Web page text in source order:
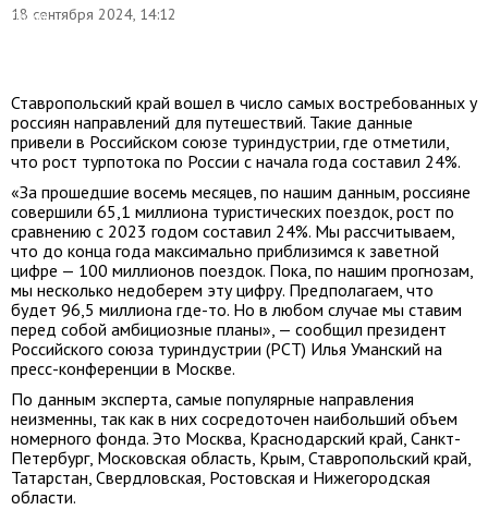
18 сентября 2024, 14:12
Донат
Ставропольский край вошел в число самых востребованных у
россиян направлений для путешествий. Такие данные
привели в Российском союзе туриндустрии, где отметили,
что рост турпотока по России с начала года составил 24%.
«За прошедшие восемь месяцев, по нашим данным, россияне
совершили 65,1 миллиона туристических поездок, рост по
сравнению с 2023 годом составил 24%. Мы рассчитываем,
что до конца года максимально приблизимся к заветной
цифре — 100 миллионов поездок. Пока, по нашим прогнозам,
мы несколько недоберем эту цифру. Предполагаем, что
будет 96,5 миллиона где-то. Но в любом случае мы ставим
перед собой амбициозные планы», — сообщил президент
Российского союза туриндустрии (РСТ) Илья Уманский на
пресс-конференции в Москве.
По данным эксперта, самые популярные направления
неизменны, так как в них сосредоточен наибольший объем
номерного фонда. Это Москва, Краснодарский край, Санкт-
Петербург, Московская область, Крым, Ставропольский край,
Татарстан, Свердловская, Ростовская и Нижегородская
области.